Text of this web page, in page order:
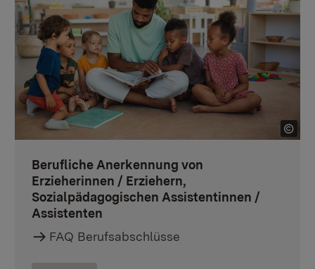
Berufliche Anerkennung von
Erzieherinnen / Erziehern,
Sozialpädagogischen Assistentinnen /
Assistenten
FAQ Berufsabschlüsse